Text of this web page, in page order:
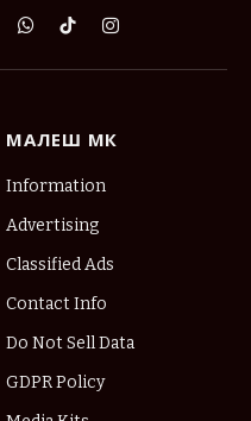
WhatsApp
TikTokInstagram
МАЛЕШ МК
Information
Advertising
Classified Ads
Contact Info
Do Not Sell Data
GDPR Policy